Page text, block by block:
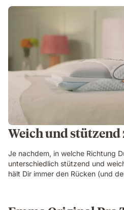
Weich und
Je nachdem, in welche Richtung
unterschiedlich stützend und
hält Dir immer den Rücken (und